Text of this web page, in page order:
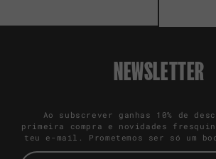
NEWSLETTER
Ao subscrever ganhas 10% de
primeira compra e novidades
teu e-mail. Prometemos ser só um